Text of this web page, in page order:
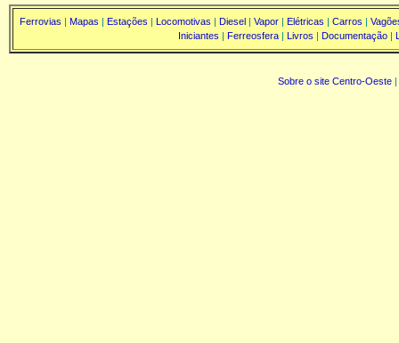
Ferrovias | Mapas | Estações | Locomotivas | Diesel | Vapor | Elétricas | Carros |
Iniciantes | Ferreosfera| Livros | Documentação|
Sobre o site Centro-Oeste|